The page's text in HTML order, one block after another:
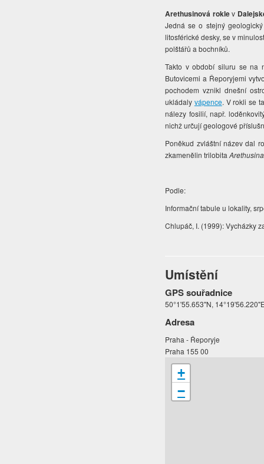
Arethusinová roklev
Jedná se o stejný
litosférické desky, se v
polštářů a bochníků.
Takto v období siluru se na
Butovicemi a Řeporyjemi
pochodem vznikl dnešní
ukládaly vápence. V rokli se
nálezy fosilií, např.
nichž určují geologové
Poněkud zvláštní název dal
zkamenělin trilobita
Podle:
Informační tabule u lokality,
Chlupáč, I. (1999): Vycházky
Umístění
GPS souřadnice
50°1'55.653"N,
Adresa
Praha - Řeporyje
Praha 155 00
+
−